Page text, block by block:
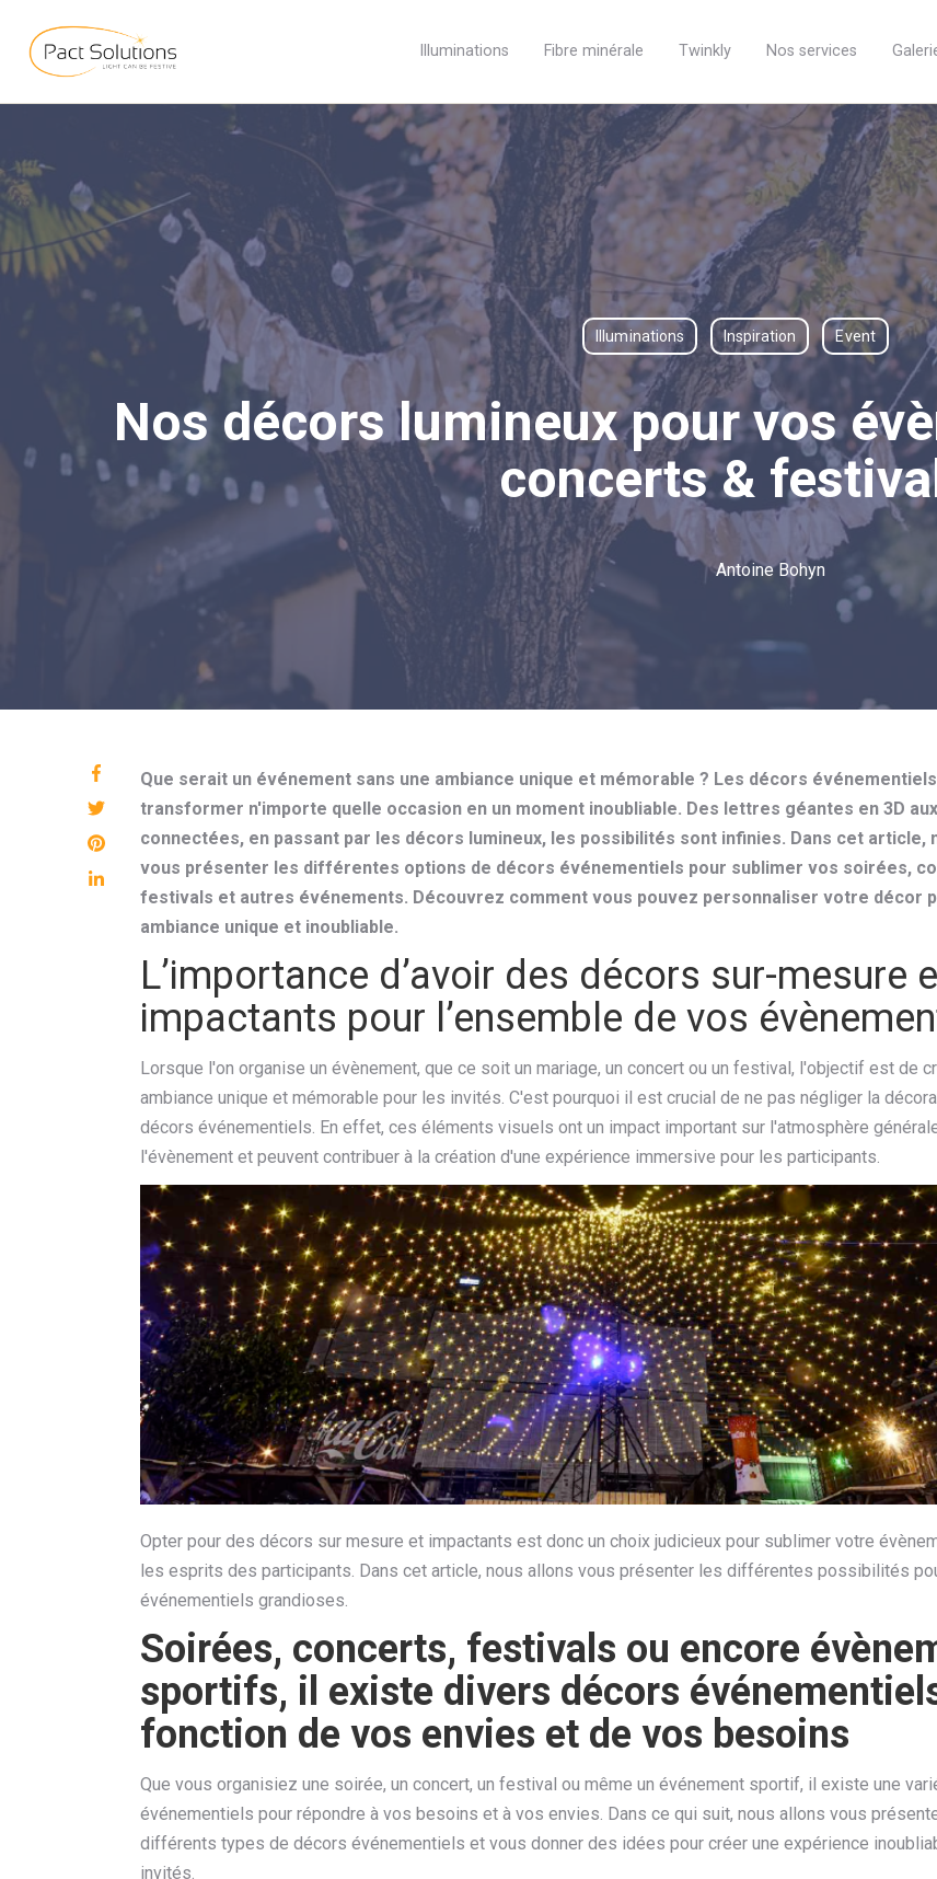
Illuminations Fibre minérale Twinkly Nos services
Illuminations Inspiration Event
Nos décors lumineux pour vos
concerts &
Antoine Bohyn
Que serait un événement sans une ambiance unique et mémorable ? Les décors
transformer n'importe quelle occasion en un moment inoubliable. Des lettres géantes en 3D
connectées, en passant par les décors lumineux, les possibilités sont infinies. Dans cet article,
vous présenter les différentes options de décors événementiels pour sublimer vos soirées,
festivals et autres événements. Découvrez comment vous pouvez personnaliser votre décor
ambiance unique et inoubliable.
L’importance d’avoir des décors sur-mesure
impactants pour l’ensemble de vos
Lorsque l'on organise un évènement, que ce soit un mariage, un concert ou un festival, l'objectif est de
ambiance unique et mémorable pour les invités. C'est pourquoi il est crucial de ne pas négliger la
décors événementiels. En effet, ces éléments visuels ont un impact important sur l'atmosphère
l'évènement et peuvent contribuer à la création d'une expérience immersive pour les participants.
Opter pour des décors sur mesure et impactants est donc un choix judicieux pour sublimer votre
les esprits des participants. Dans cet article, nous allons vous présenter les différentes possibilités
événementiels grandioses.
Soirées, concerts, festivals ou encore
sportifs, il existe divers décors
fonction de vos envies et de vos besoins
Que vous organisiez une soirée, un concert, un festival ou même un événement sportif, il existe une
événementiels pour répondre à vos besoins et à vos envies. Dans ce qui suit, nous allons vous
différents types de décors événementiels et vous donner des idées pour créer une expérience
invités.